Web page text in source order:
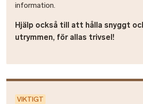
information.
Hjälp också till att hålla snyggt
utrymmen, för allas trivsel!
VIKTIGT